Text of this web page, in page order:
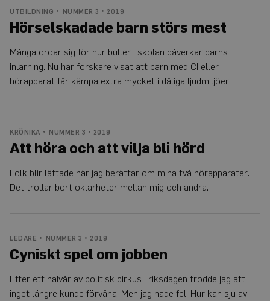
UTBILDNING NUMMER 3 • 2019
Hörselskadade barn störs mest
Många oroar sig för hur buller i skolan påverkar barns
inlärning. Nu har forskare visat att barn med CI eller
hörapparat får kämpa extra mycket i dåliga ljudmiljöer.
KRÖNIKA NUMMER 3 • 2019
Att höra och att vilja bli hörd
Folk blir lättade när jag berättar om mina två hörapparater.
Det trollar bort oklarheter mellan mig och andra.
LEDARE NUMMER 3 • 2019
Cyniskt spel om jobben
Efter ett halvår av politisk cirkus i riksdagen trodde jag att
inget längre kunde förvåna. Men jag hade fel. Hur kan sju av
unika användare
tilldela ett
i varje sidförfrågan på
webbplats och
att beräkna besökar-,
session- och